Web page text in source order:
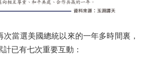
當選美國總統以來的一年多時間裏，
已有七次重要互動：